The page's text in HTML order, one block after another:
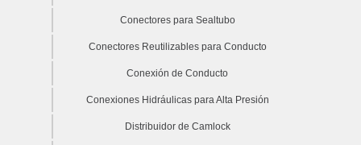
Conectores para Sealtubo
Conectores Reutilizables para Conducto
Conexión de Conducto
Conexiones Hidráulicas para Alta Presión
Distribuidor de Camlock